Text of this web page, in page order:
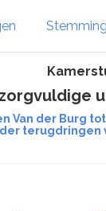
Van der
terugdringen